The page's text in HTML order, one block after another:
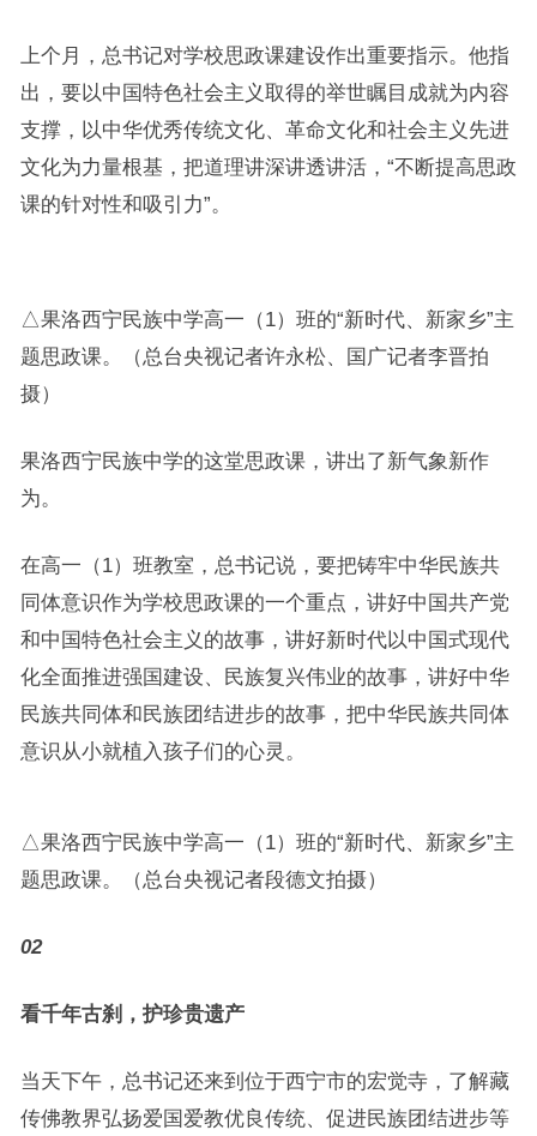
上个月，总书记对学校思政课建设作出重要指示。他指
出，要以中国特色社会主义取得的举世瞩目成就为内容
支撑，以中华优秀传统文化、革命文化和社会主义先进
文化为力量根基，把道理讲深讲透讲活，“不断提高思政
课的针对性和吸引力”。
△果洛西宁民族中学高一（1）班的“新时代、新家乡”主
题思政课。（总台央视记者许永松、国广记者李晋拍
摄）
果洛西宁民族中学的这堂思政课，讲出了新气象新作
为。
在高一（1）班教室，总书记说，要把铸牢中华民族共
同体意识作为学校思政课的一个重点，讲好中国共产党
和中国特色社会主义的故事，讲好新时代以中国式现代
化全面推进强国建设、民族复兴伟业的故事，讲好中华
民族共同体和民族团结进步的故事，把中华民族共同体
意识从小就植入孩子们的心灵。
△果洛西宁民族中学高一（1）班的“新时代、新家乡”主
题思政课。（总台央视记者段德文拍摄）
02
看千年古刹，护珍贵遗产
当天下午，总书记还来到位于西宁市的宏觉寺，了解藏
传佛教界弘扬爱国爱教优良传统、促进民族团结进步等